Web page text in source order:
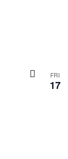
FRI
17